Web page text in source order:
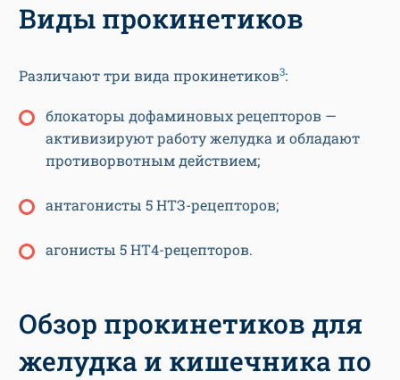
Виды прокинетиков
Различают три вида прокинетиков3:
блокаторы дофаминовых рецепторов —
активизируют работу желудка и обладают
противорвотным действием;
антагонисты 5 НТЗ-рецепторов;
агонисты 5 НТ4-рецепторов.
Обзор прокинетиков для
желудка и кишечника по